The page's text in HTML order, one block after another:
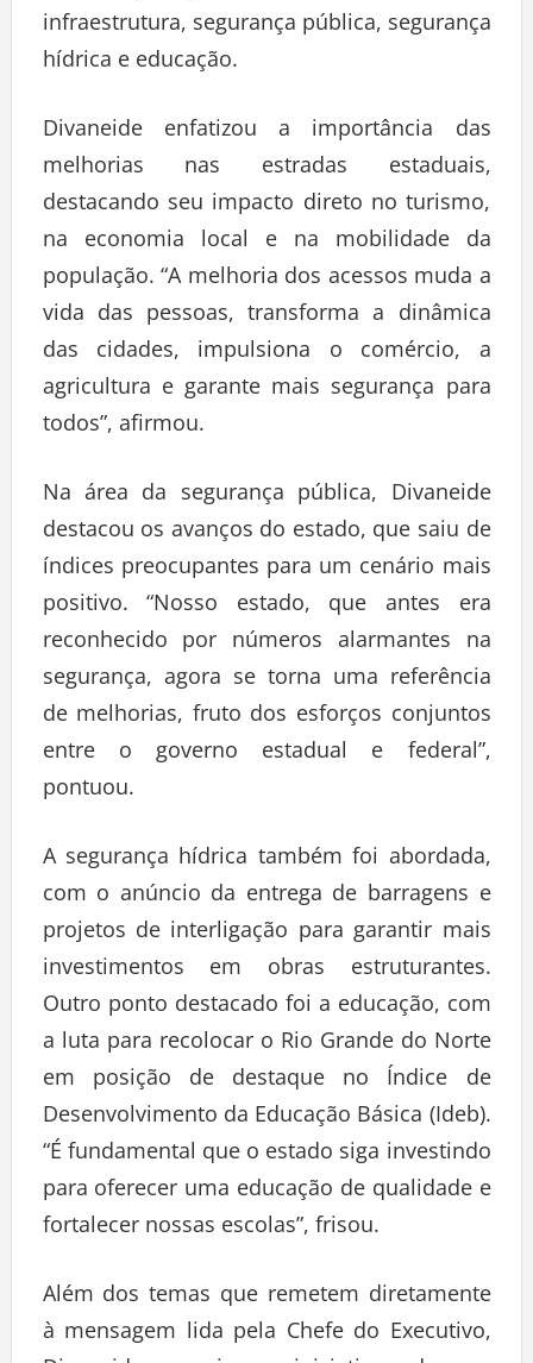
infraestrutura, segurança pública, segurança
hídrica e educação.
Divaneide enfatizou a importância das
melhorias nas estradas estaduais,
destacando seu impacto direto no turismo,
na economia local e na mobilidade da
população. “A melhoria dos acessos muda a
vida das pessoas, transforma a dinâmica
das cidades, impulsiona o comércio, a
agricultura e garante mais segurança para
todos”, afirmou.
Na área da segurança pública, Divaneide
destacou os avanços do estado, que saiu de
índices preocupantes para um cenário mais
positivo. “Nosso estado, que antes era
reconhecido por números alarmantes na
segurança, agora se torna uma referência
de melhorias, fruto dos esforços conjuntos
entre o governo estadual e federal”,
pontuou.
A segurança hídrica também foi abordada,
com o anúncio da entrega de barragens e
projetos de interligação para garantir mais
investimentos em obras estruturantes.
Outro ponto destacado foi a educação, com
a luta para recolocar o Rio Grande do Norte
em posição de destaque no Índice de
Desenvolvimento da Educação Básica (Ideb).
“É fundamental que o estado siga investindo
para oferecer uma educação de qualidade e
fortalecer nossas escolas”, frisou.
Além dos temas que remetem diretamente
à mensagem lida pela Chefe do Executivo,